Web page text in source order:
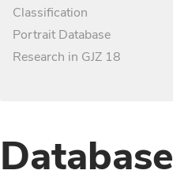
Classification
Portrait Database
Research in GJZ 18
Database